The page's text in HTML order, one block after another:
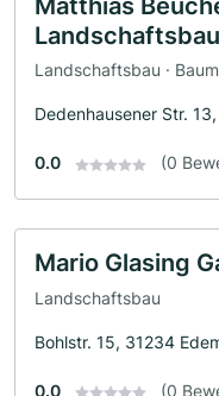
Landschaftsbau
Landschaftsbau ·
Dedenhausener Str.
0.0 (0
Mario Glasing
Landschaftsbau
Bohlstr. 15, 31234
0.0 (0